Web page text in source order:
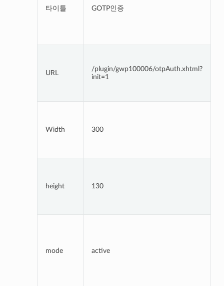
타이틀 GOTP인증
URL
/plugin/gwp100006/otpAuth.xhtml?
init=1
Width 300
height 130
mode active